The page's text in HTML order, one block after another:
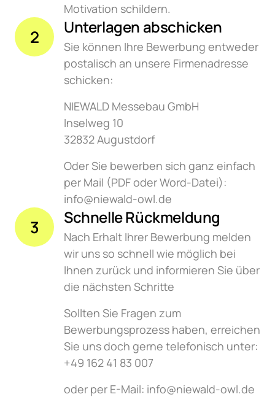
Motivation schildern.
2 Unterlagen abschicken
Sie können Ihre Bewerbung entweder
postalisch an unsere Firmenadresse
schicken:
NIEWALD Messebau GmbH
Inselweg 10
32832 Augustdorf
Oder Sie bewerben sich ganz einfach
per Mail (PDF oder Word-Datei):
info@niewald-owl.de
3 Schnelle Rückmeldung
Nach Erhalt Ihrer Bewerbung melden
wir uns so schnell wie möglich bei
Ihnen zurück und informieren Sie über
die nächsten Schritte
Sollten Sie Fragen zum
Bewerbungsprozess haben, erreichen
Sie uns doch gerne telefonisch unter:
+ 49 162 41 83 007
oder per E-Mail: info@niewald-owl.de